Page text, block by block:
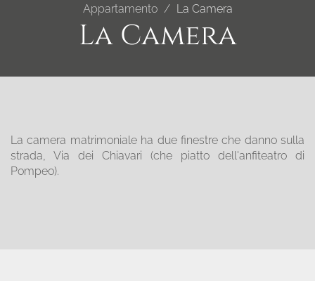
Appartamento La Camera
La Camera
La camera matrimoniale ha due finestre che danno sulla
strada, Via dei Chiavari (che piatto dell'anfiteatro di
Pompeo).